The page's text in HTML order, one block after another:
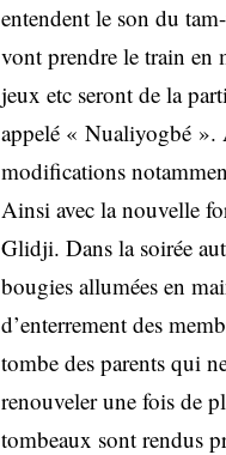
entendent le son du
vont prendre le train en
jeux etc seront de la
appelé « Nualiyogbé ».
modifications
Ainsi avec la nouvelle
Glidji. Dans la soirée
bougies allumées en
d’enterrement des
tombe des parents qui
renouveler une fois de
tombeaux sont rendus